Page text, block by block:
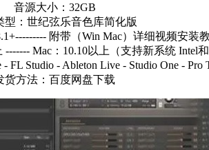
音源大小：32GB
型：世纪弦乐音色库简化版
附带（Win Mac）详细视频安装
Mac：10.10以上（支持新系统 Intel和
FL Studio - Ableton Live - Studio One - Pro
货方法：百度网盘下载